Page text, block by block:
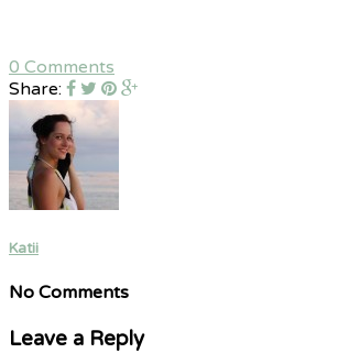
0 Comments
Share:
Katii
No Comments
Leave a Reply